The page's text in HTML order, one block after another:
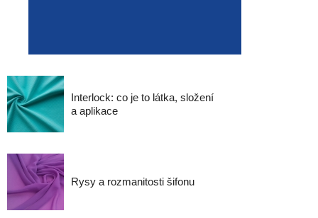
Interlock: co je to látka, složení
a aplikace
Rysy a rozmanitosti šifonu